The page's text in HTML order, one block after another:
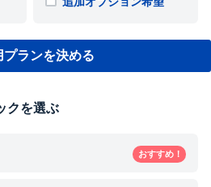
プランを決める
クを選ぶ
おすすめ！